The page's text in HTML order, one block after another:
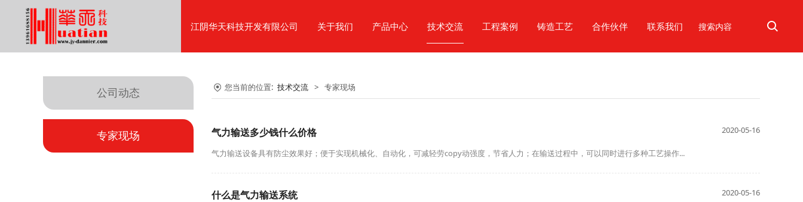
江阴华天科技开发有限公司 关于我们 产品中心 技术交流 工程案例 铸造工艺 合作伙伴 联系我们
公司动态
专家现场
您当前的位置: 技术交流 > 专家现场
气力输送多少钱什么价格 2020-05-16
气力输送设备具有防尘效果好；便于实现机械化、自动化，可减轻劳copy动强度，节省人力；在输送过程中，可以同时进行多种工艺操作...
什么是气力输送系统 2020-05-16